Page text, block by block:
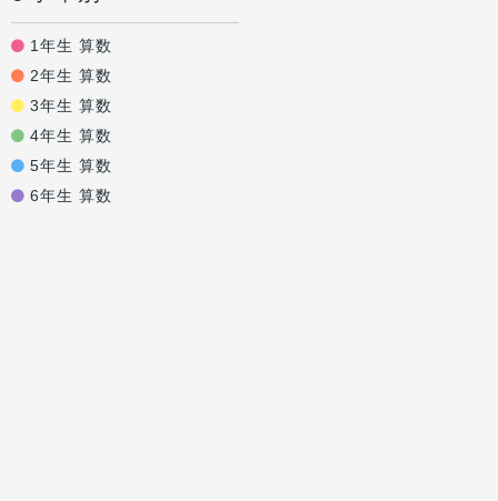
1年生 算数
2年生 算数
3年生 算数
4年生 算数
5年生 算数
6年生 算数